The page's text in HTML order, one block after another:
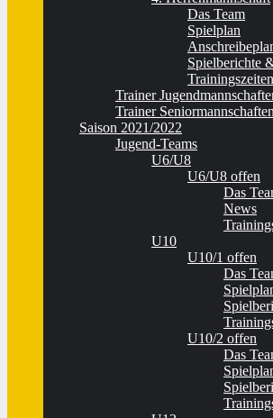
Das Team
Spielplan
Spielberichte
Trainingszeiten
Trainer
Trainer Seniormannschaften
Saison 2021/2022
Jugend-Teams
U6/U8
U6/U8 offen
Das
News
U10
U10/1 offen
Das
U10/2 offen
Das